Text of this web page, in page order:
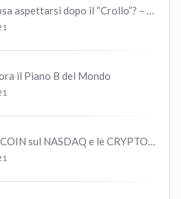
BITCOIN cosa aspettarsi dopo il “Crollo”? – CryptoMonday NEWS w16/’21
il Piano B del Mondo
COINBASE COIN sul NASDAQ e le CRYPTO volano!